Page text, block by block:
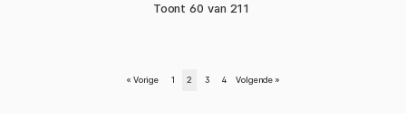
Toont 60 van 211
« Vorige 1 2 3 4 Volgende »